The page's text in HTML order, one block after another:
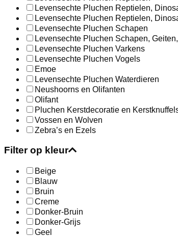
Levensechte Pluchen Reptielen,
Levensechte Pluchen Reptielen,
Levensechte Pluchen Schapen
Levensechte Pluchen Schapen,
Levensechte Pluchen Varkens
Levensechte Pluchen Vogels
Emoe
Levensechte Pluchen Waterdieren
Neushoorns en Olifanten
Olifant
Pluchen Kerstdecoratie en
Vossen en Wolven
Zebra’s en Ezels
Filter op kleur
Beige
Blauw
Bruin
Creme
Donker-Bruin
Donker-Grijs
Geel